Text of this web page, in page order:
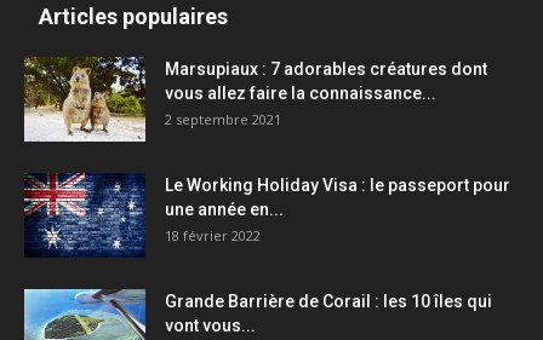
Articles populaires
Marsupiaux : 7 adorables créatures dont
vous allez faire la connaissance...
2 septembre 2021
Le Working Holiday Visa : le passeport pour
une année en...
18 février 2022
Grande Barrière de Corail : les 10 îles qui
vont vous...